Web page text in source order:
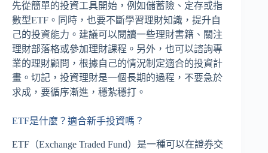
先從簡單的投資工具開始，例如儲蓄險、定存或指
數型ETF。同時，也要不斷學習理財知識，提升自
己的投資能力。建議可以閱讀一些理財書籍、關注
理財部落格或參加理財課程。另外，也可以諮詢專
業的理財顧問，根據自己的情況制定適合的投資計
畫。切記，投資理財是一個長期的過程，不要急於
求成，要循序漸進，穩紮穩打。
ETF是什麼？適合新手投資嗎？
ETF（Exchange Traded Fund）是一種可以在證券交